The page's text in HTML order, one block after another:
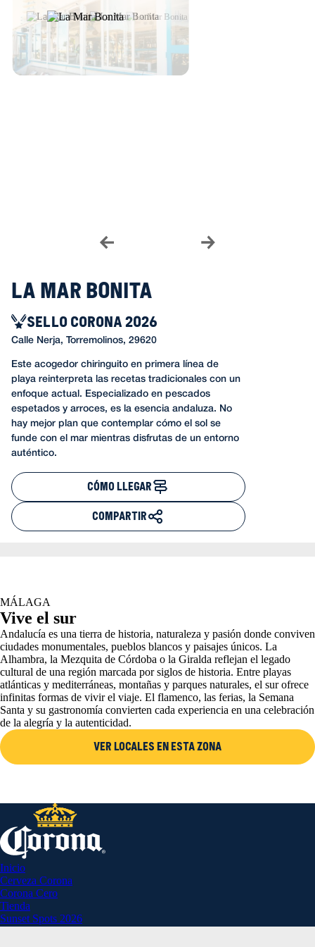
La Mar Bonita
SELLO CORONA 2026
Calle Nerja, Torremolinos, 29620
Este acogedor chiringuito en primera línea de
playa reinterpreta las recetas tradicionales con un
enfoque actual. Especializado en pescados
espetados y arroces, es la esencia andaluza. No
hay mejor plan que contemplar cómo el sol se
funde con el mar mientras disfrutas de un entorno
auténtico.
CÓMO LLEGAR
COMPARTIR
MÁLAGA
Vive el sur
Andalucía es una tierra de historia, naturaleza y pasión donde conviven
ciudades monumentales, pueblos blancos y paisajes únicos. La
Alhambra, la Mezquita de Córdoba o la Giralda reflejan el legado
cultural de una región marcada por siglos de historia. Entre playas
atlánticas y mediterráneas, montañas y parques naturales, el sur ofrece
infinitas formas de vivir el viaje. El flamenco, las ferias, la Semana
Santa y su gastronomía convierten cada experiencia en una celebración
de la alegría y la autenticidad.
VER LOCALES EN ESTA ZONA
Inicio
Cerveza Corona
Corona Cero
Tienda
Sunset Spots 2026